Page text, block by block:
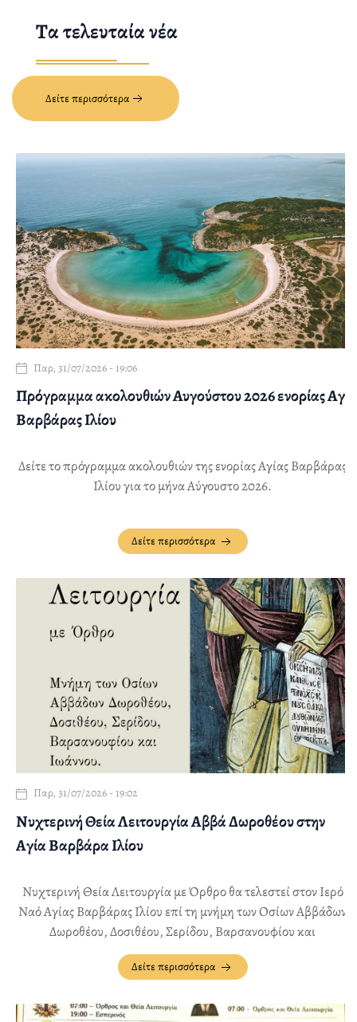
Τα τελευταία νέα
Δείτε περισσότερα
Παρ, 31/07/2026 - 19:06
Πρόγραμμα ακολουθιών Αυγούστου 2026 ενορίας Αγ.
Βαρβάρας Ιλίου
Δείτε το πρόγραμμα ακολουθιών της ενορίας Αγίας Βαρβάρας
Ιλίου για το μήνα Αύγουστο 2026.
Δείτε περισσότερα
Παρ, 31/07/2026 - 19:02
Νυχτερινή Θεία Λειτουργία Αββά Δωροθέου στην
Αγία Βαρβάρα Ιλίου
Νυχτερινή Θεία Λειτουργία με Όρθρο θα τελεστεί στον Ιερό
Ναό Αγίας Βαρβάρας Ιλίου επί τη μνήμη των Οσίων Αββάδων
Δωροθέου, Δοσιθέου, Σερίδου, Βαρσανουφίου και
Ιωάννου, την Τετάρτη 12 Αυγούστου, από 22:00 έως 00:30
περίπου.
Δείτε περισσότερα